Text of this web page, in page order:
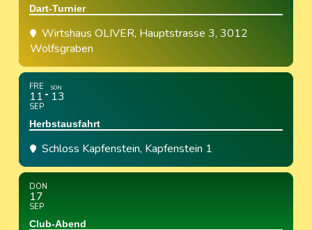
Dart-Turnier
Wirtshaus OLIVER, Hauptstrasse 3, 3012
Wolfsgraben
FRE
11
SEP
SON
13
Herbstausfahrt
Schloss Kapfenstein, Kapfenstein 1
DON
17
SEP
Club-Abend